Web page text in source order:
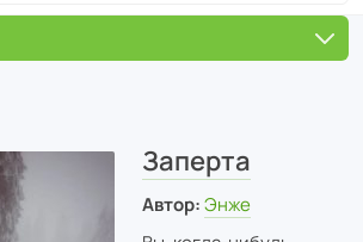
Заперта
Автор: Энже